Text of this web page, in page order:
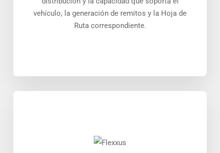
vehículo, la generación de remitos y la Hoja de
Ruta correspondiente.